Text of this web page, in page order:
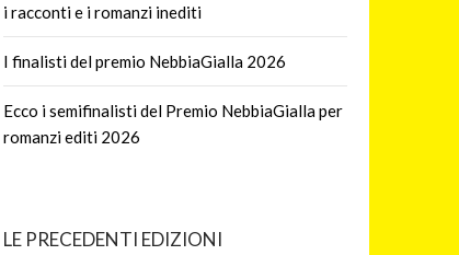
i racconti e i romanzi inediti
I finalisti del premio NebbiaGialla 2026
Ecco i semifinalisti del Premio NebbiaGialla per
romanzi editi 2026
LE PRECEDENTI EDIZIONI